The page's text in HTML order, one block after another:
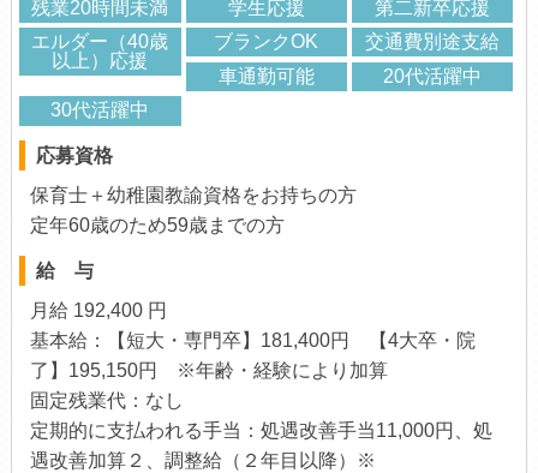
残業20時間未満
学生応援
第二新卒応援
エルダー（40歳
以上）応援
ブランクOK
交通費別途支給
車通勤可能
20代活躍中
30代活躍中
応募資格
保育士＋幼稚園教諭資格をお持ちの方
定年60歳のため59歳までの方
給 与
月給 192,400 円
基本給：【短大・専門卒】181,400円 【4大卒・院
了】195,150円 ※年齢・経験により加算
固定残業代：なし
定期的に支払われる手当：処遇改善手当11,000円、処
遇改善加算２、調整給（２年目以降）※